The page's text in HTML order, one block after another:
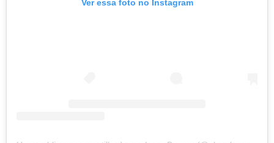
Ver essa foto no Instagram